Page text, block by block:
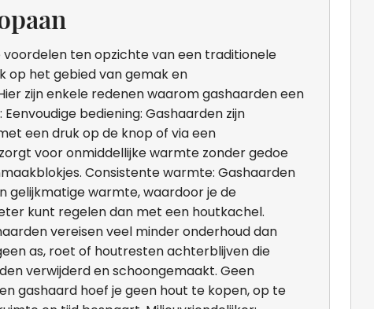
voordelen ten opzichte van een traditionele
op het gebied van gemak en
zijn enkele redenen waarom gashaarden een
bediening: Gashaarden zijn
een druk op de knop of via een
voor onmiddellijke warmte zonder gedoe
Consistente warmte: Gashaarden
gelijkmatige warmte, waardoor je de
kunt regelen dan met een houtkachel.
vereisen veel minder onderhoud dan
as, roet of houtresten achterblijven die
verwijderd en schoongemaakt. Geen
gashaard hoef je geen hout te kopen, op te